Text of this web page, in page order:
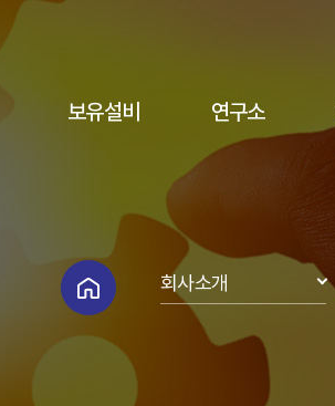
보유설비 연구소
회사소개
회사소개